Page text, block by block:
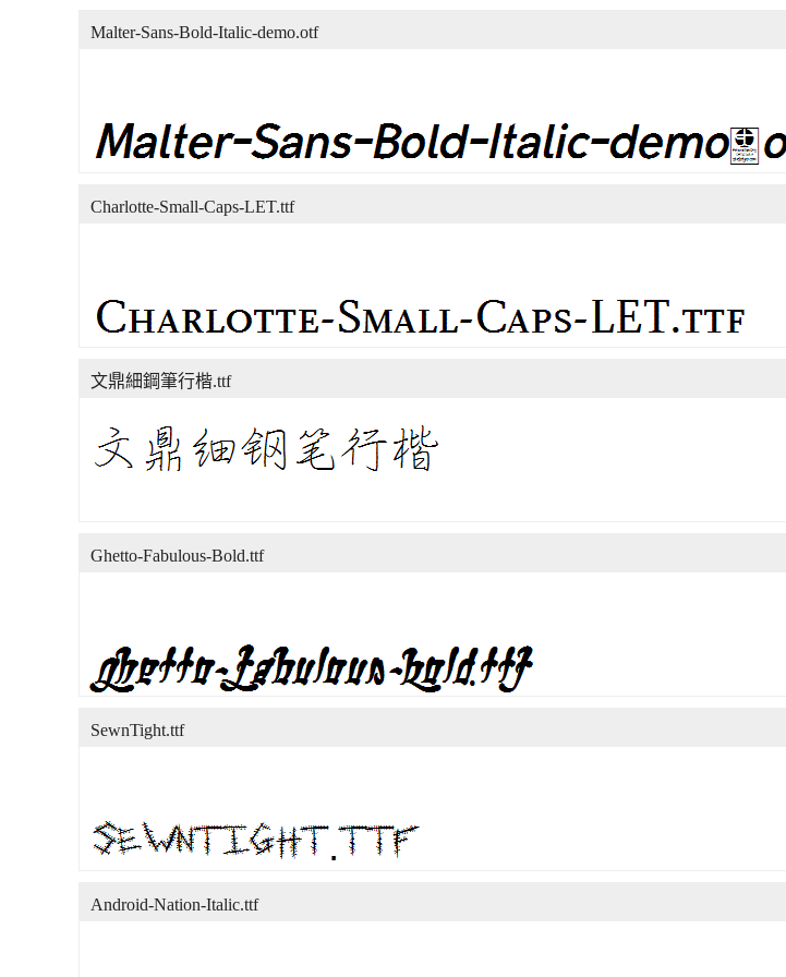
Malter-Sans-Bold-Italic-demo.otf
Charlotte-Small-Caps-LET.ttf
文鼎細鋼筆行楷.ttf
Ghetto-Fabulous-Bold.ttf
SewnTight.ttf
Android-Nation-Italic.ttf